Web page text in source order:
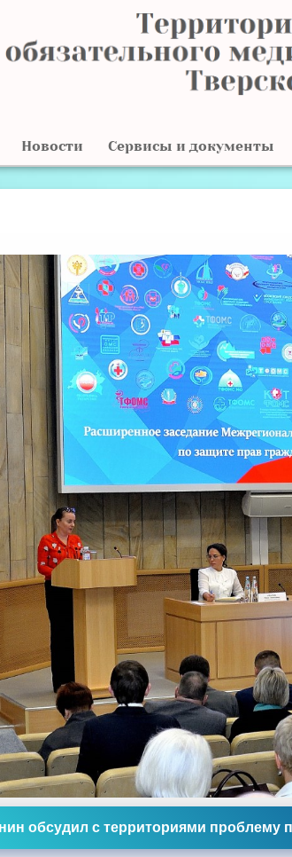
Новости Сервисы и документы
обсудил с территориями проблему